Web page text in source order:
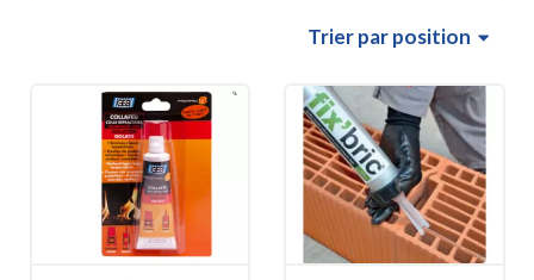
Trierpar position